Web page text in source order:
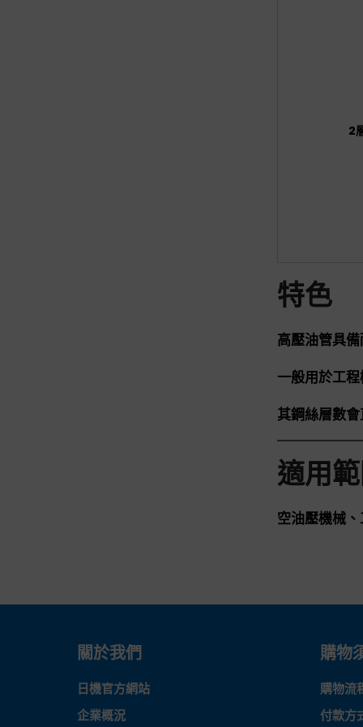
2
特色
高壓油管具
一般用於工
其鋼絲層數
適用
空油壓機械
關於我們
日機官方網站
企業概況
購物
購物流
付款方